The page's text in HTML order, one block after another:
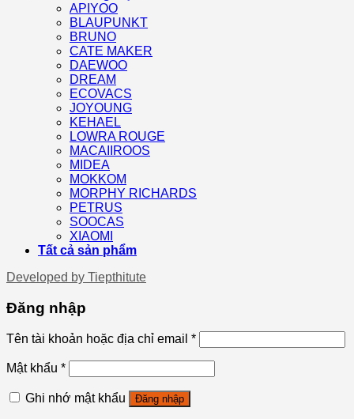
APIYOO
BLAUPUNKT
BRUNO
CATE MAKER
DAEWOO
DREAM
ECOVACS
JOYOUNG
KEHAEL
LOWRA ROUGE
MACAIIROOS
MIDEA
MOKKOM
MORPHY RICHARDS
PETRUS
SOOCAS
XIAOMI
Tất cả sản phẩm
Developed by Tiepthitute
Đăng nhập
Tên tài khoản hoặc địa chỉ email *
Mật khẩu *
Ghi nhớ mật khẩu Đăng nhập